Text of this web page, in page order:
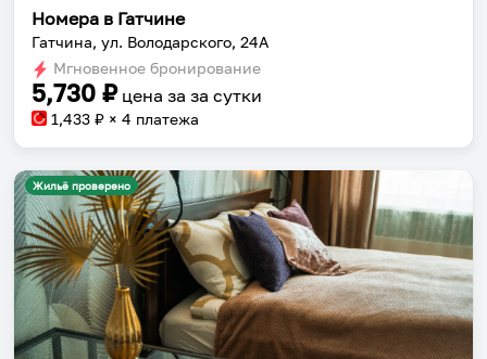
Номера в Гатчине
Гатчина, ул. Володарского, 24А
Мгновенное бронирование
5,730 ₽ цена за за сутки
1,433 ₽ × 4 платежа
Жильё проверено